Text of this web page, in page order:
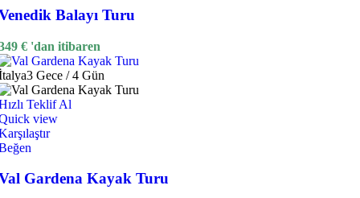
Balayı Turu
€ 'dan itibaren
3 Gece / 4 Gün
Teklif Al
view
Gardena Kayak Turu